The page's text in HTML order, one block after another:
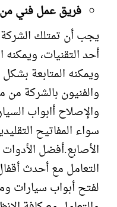
فريق عمل فني من
يجب أن تمتلك
أحد التقنيات، ويمكنه
ويمكنه المتابعة
والفنيون بالشركة
والإصلاح أابواب
سواء المفاتيح
الأصابع.أفضل
التعامل مع أحدث
لفتح أبواب سيارات